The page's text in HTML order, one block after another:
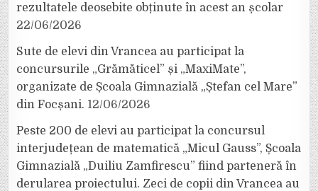
rezultatele deosebite obținute în acest an școlar
22/06/2026
Sute de elevi din Vrancea au participat la
concursurile „Grămăticel” și „MaxiMate”,
organizate de Școala Gimnazială „Ștefan cel Mare”
din Focșani. 12/06/2026
Peste 200 de elevi au participat la concursul
interjudețean de matematică „Micul Gauss”, Școala
Gimnazială „Duiliu Zamfirescu” fiind parteneră în
derularea proiectului. Zeci de copii din Vrancea au